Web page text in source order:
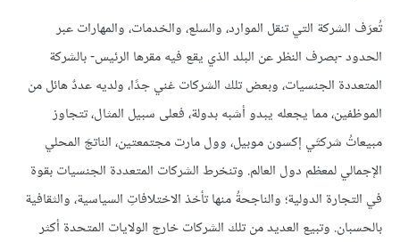
تُعرَف الشركة التي تنقل الموارد، والسلع، والخدمات، والمهارات عبر
الحدود -بصرف النظر عن البلد الذي يقع فيه مقرها الرئيس- بالشركة
المتعددة الجنسيات، وبعض تلك الشركات غني جدًا، ولديه عددٌ هائل من
الموظفين، مما يجعله يبدو أشبه بدولة، فعلى سبيل المثال، تتجاوز
مبيعاتُ شركتَي إكسون موبيل، وول مارت مجتمعتين، الناتجَ المحلي
الإجمالي لمعظم دول العالم. وتنخرط الشركات المتعددة الجنسيات بقوة
في التجارة الدولية؛ والناجحةُ منها تأخذ الاختلافاتِ السياسية، والثقافية
بالحسبان. وتبيع العديد من تلك الشركات خارج الولايات المتحدة أكثر